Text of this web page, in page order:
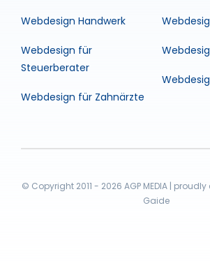
Webdesign Handwerk
Webdesign für
Steuerberater
Webdesign für Zahnärzte
© Copyright 2011 - 2026 AGP MEDIA |
Gaide